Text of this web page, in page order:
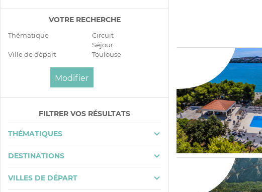
VOTRE RECHERCHE
Thématique
Circuit
Séjour
Ville de départ
Toulouse
FILTRER VOS RÉSULTATS
THÉMATIQUES
DESTINATIONS
VILLES DE DÉPART